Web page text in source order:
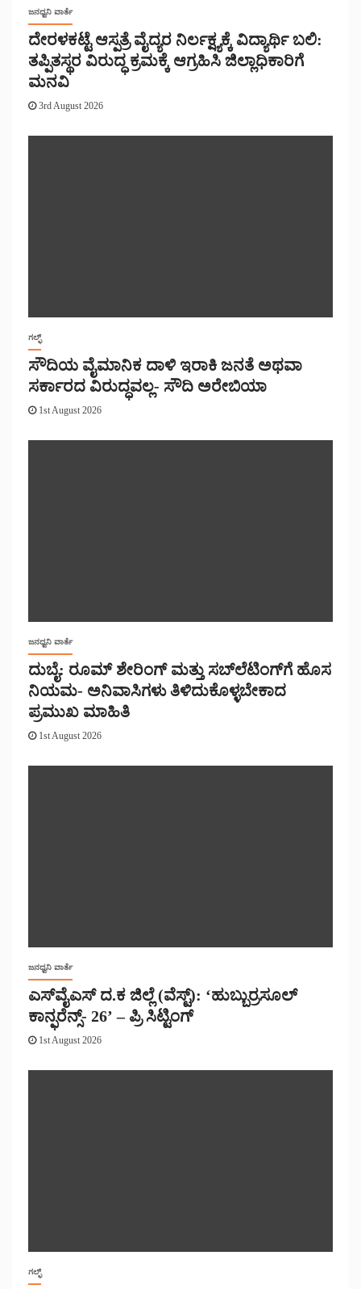
ಜನಧ್ವನಿ ವಾರ್ತೆ
ದೇರಳಕಟ್ಟೆ ಆಸ್ಪತ್ರೆ ವೈದ್ಯರ ನಿರ್ಲಕ್ಷ್ಯಕ್ಕೆ ವಿದ್ಯಾರ್ಥಿ ಬಲಿ:
ತಪ್ಪಿತಸ್ಥರ ವಿರುದ್ಧ ಕ್ರಮಕ್ಕೆ ಆಗ್ರಹಿಸಿ ಜಿಲ್ಲಾಧಿಕಾರಿಗೆ
ಮನವಿ
3rd August 2026
ಗಲ್ಫ್
ಸೌದಿಯ ವೈಮಾನಿಕ ದಾಳಿ ಇರಾಕಿ ಜನತೆ ಅಥವಾ
ಸರ್ಕಾರದ ವಿರುದ್ಧವಲ್ಲ- ಸೌದಿ ಅರೇಬಿಯಾ
1st August 2026
ಜನಧ್ವನಿ ವಾರ್ತೆ
ದುಬೈ: ರೂಮ್ ಶೇರಿಂಗ್ ಮತ್ತು ಸಬ್‌ಲೆಟಿಂಗ್‌ಗೆ ಹೊಸ
ನಿಯಮ- ಅನಿವಾಸಿಗಳು ತಿಳಿದುಕೊಳ್ಳಬೇಕಾದ
ಪ್ರಮುಖ ಮಾಹಿತಿ
1st August 2026
ಜನಧ್ವನಿ ವಾರ್ತೆ
ಎಸ್‌ವೈಎಸ್ ದ.ಕ ಜಿಲ್ಲೆ (ವೆಸ್ಟ್): ‘ಹುಬ್ಬುರ್ರಸೂಲ್
ಕಾನ್ಫರೆನ್ಸ್- 26’ – ಪ್ರಿ ಸಿಟ್ಟಿಂಗ್
1st August 2026
ಗಲ್ಫ್